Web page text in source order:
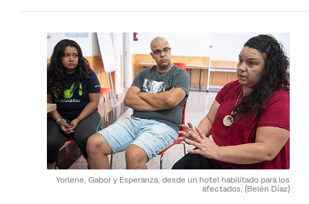
Yorlene, Gabor y Esperanza, desde un hotel habilitado para los
afectados. (Belén Díaz)